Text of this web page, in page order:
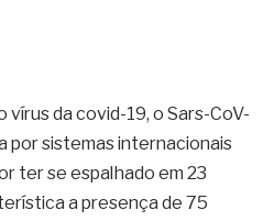
vírus da covid-19, o Sars-CoV-
por sistemas internacionais
ter se espalhado em 23
a presença de 75